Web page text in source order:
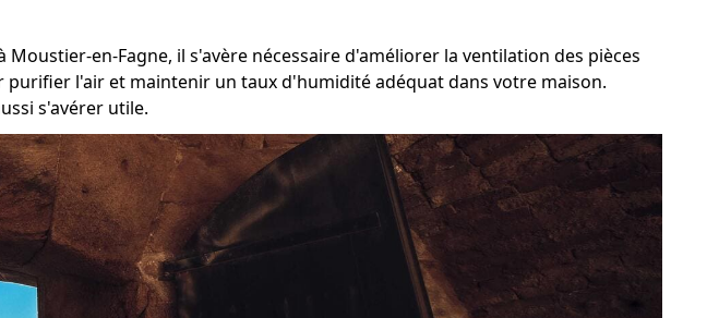
en-Fagne, il s'avère nécessaire d'améliorer la ventilation des pièces
l'air et maintenir un taux d'humidité adéquat dans votre maison.
s'avérer utile.